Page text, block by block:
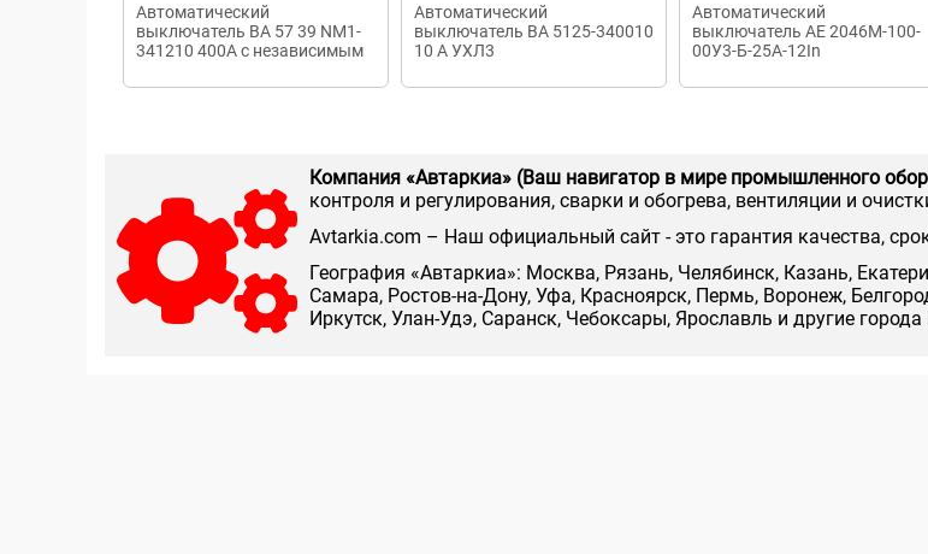
Автоматический
выключатель ВА 57 39 NM1-
341210 400А с независимым
Автоматический
выключатель ВА 5125-340010
10 А УХЛ3
Автоматический
выключатель AE 2046М-100-
00У3-Б-25А-12In
Компания «Автаркиа» (Ваш навигатор в мире промышленного
контроля и регулирования, сварки и обогрева, вентиляции и
Аvtarkia.com – Наш официальный сайт - это гарантия качества,
География «Автаркиа»: Москва, Рязань, Челябинск, Казань,
Самара, Ростов-на-Дону, Уфа, Красноярск, Пермь, Воронеж,
Иркутск, Улан-Удэ, Саранск, Чебоксары, Ярославль и другие